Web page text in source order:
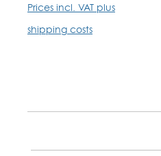
Prices incl. VAT plus
shipping costs